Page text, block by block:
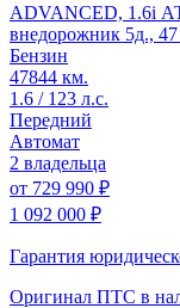
ADVANCED, 1.6i АТ
внедорожник 5д.,
Бензин
47844 км.
1.6 / 123 л.с.
Передний
Автомат
2 владельца
от 729 990 ₽
1 092 000 ₽
Гарантия
Оригинал ПТС в